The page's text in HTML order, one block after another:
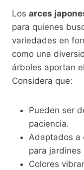
Los arces
para quienes
variedades en
como una
árboles aportan
Considera que:
Pueden ser
paciencia.
Adaptados a
para jardines
Colores